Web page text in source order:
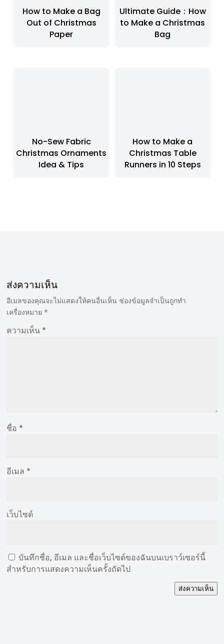
How to Make a Bag
Out of Christmas
Paper
Ultimate Guide：How
to Make a Christmas
Bag
No-Sew Fabric
Christmas Ornaments
Idea & Tips
How to Make a
Christmas Table
Runners in 10 Steps
ส่งความเห็น
อีเมลของคุณจะไม่แสดงให้คนอื่นเห็น ช่องข้อมูลจำเป็นถูกทำ
เครื่องหมาย*
ความเห็น *
ชื่อ *
อีเมล *
เว็บไซต์
บันทึกชื่อ, อีเมล และชื่อเว็บไซต์ของฉันบนเบราว์เซอร์นี้
สำหรับการแสดงความเห็นครั้งถัดไป
ส่งความเห็น